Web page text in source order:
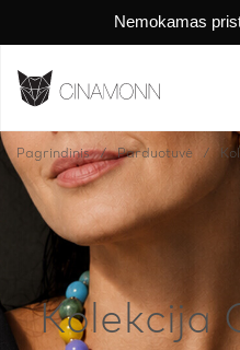
Nemokamas
Kolekcija
Pagrindinis Parduotuvė